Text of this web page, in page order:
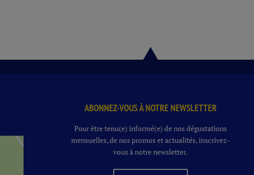
ABONNEZ-VOUS À NOTRE NEWSLETTER
Pour être tenu(e) informé(e) de nos dégustations
mensuelles, de nos promos et actualités, inscrivez-
vous à notre newsletter.